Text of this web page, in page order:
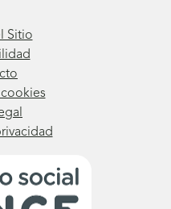
Sitio